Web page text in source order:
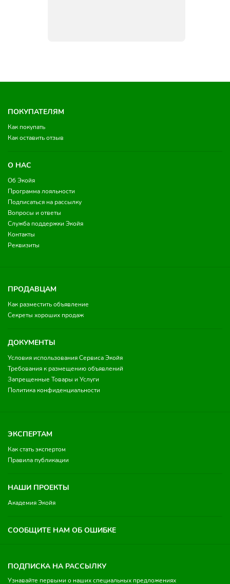
ПОКУПАТЕЛЯМ
Как покупать
Как оставить отзыв
О НАС
Об Экойя
Программа лояльности
Подписаться на рассылку
Вопросы и ответы
Служба поддержки Экойя
Контакты
Реквизиты
ПРОДАВЦАМ
Как разместить объявление
Секреты хороших продаж
ДОКУМЕНТЫ
Условия использования Сервиса Экойя
Требования к размещению объявлений
Запрещенные Товары и Услуги
Политика конфиденциальности
ЭКСПЕРТАМ
Как стать экспертом
Правила публикации
НАШИ ПРОЕКТЫ
Академия Экойя
СООБЩИТЕ НАМ ОБ ОШИБКЕ
ПОДПИСКА НА РАССЫЛКУ
Узнавайте первыми о наших специальных предложениях